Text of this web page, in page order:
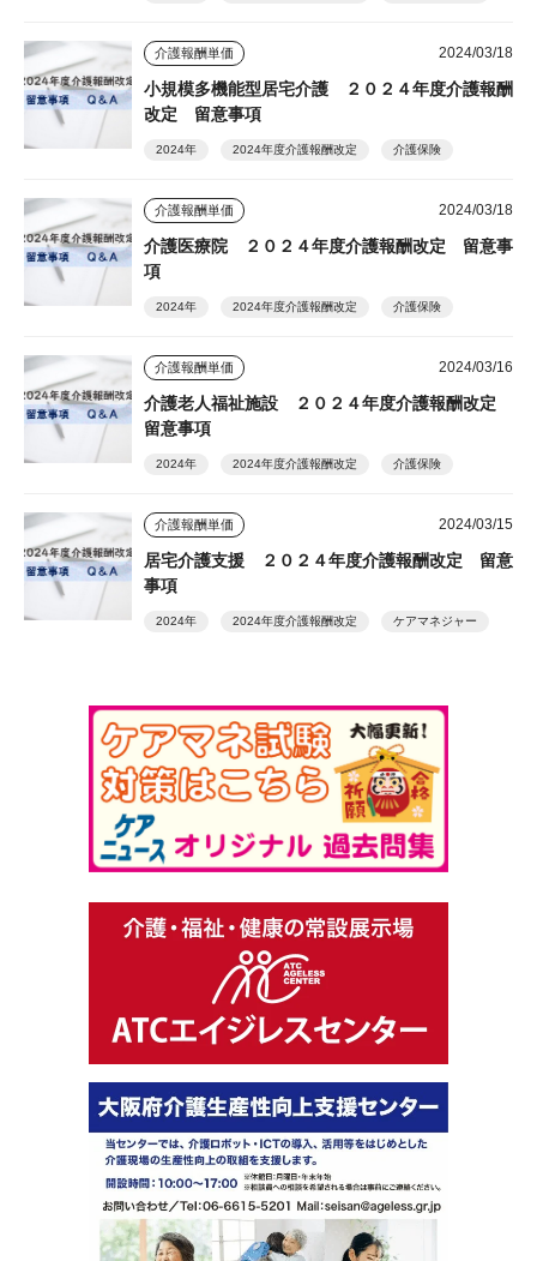
介護報酬単価 2024/03/18
小規模多機能型居宅介護 ２０２４年度介護報酬
改定 留意事項
2024年 2024年度介護報酬改定 介護保険
介護報酬単価 2024/03/18
介護医療院 ２０２４年度介護報酬改定 留意事
項
2024年 2024年度介護報酬改定 介護保険
介護報酬単価 2024/03/16
介護老人福祉施設 ２０２４年度介護報酬改定
留意事項
2024年 2024年度介護報酬改定 介護保険
介護報酬単価 2024/03/15
居宅介護支援 ２０２４年度介護報酬改定 留意
事項
2024年 2024年度介護報酬改定 ケアマネジャー